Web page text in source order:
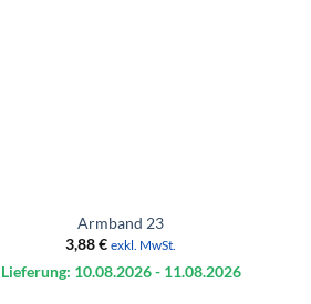
Armband 23
3,88€ exkl. MwSt.
Lieferung: 10.08.2026- 11.08.2026